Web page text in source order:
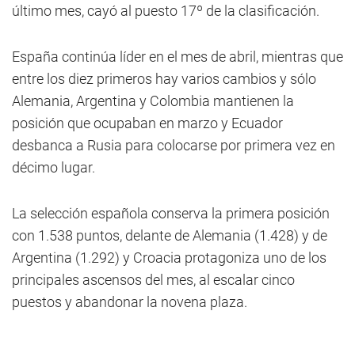
último mes, cayó al puesto 17º de la clasificación.
España continúa líder en el mes de abril, mientras que
entre los diez primeros hay varios cambios y sólo
Alemania, Argentina y Colombia mantienen la
posición que ocupaban en marzo y Ecuador
desbanca a Rusia para colocarse por primera vez en
décimo lugar.
La selección española conserva la primera posición
con 1.538 puntos, delante de Alemania (1.428) y de
Argentina (1.292) y Croacia protagoniza uno de los
principales ascensos del mes, al escalar cinco
puestos y abandonar la novena plaza.